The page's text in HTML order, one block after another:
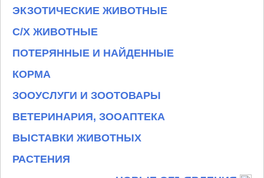
ЭКЗОТИЧЕСКИЕ ЖИВОТНЫЕ
С/Х ЖИВОТНЫЕ
ПОТЕРЯННЫЕ И НАЙДЕННЫЕ
КОРМА
ЗООУСЛУГИ И ЗООТОВАРЫ
ВЕТЕРИНАРИЯ, ЗООАПТЕКА
ВЫСТАВКИ ЖИВОТНЫХ
РАСТЕНИЯ